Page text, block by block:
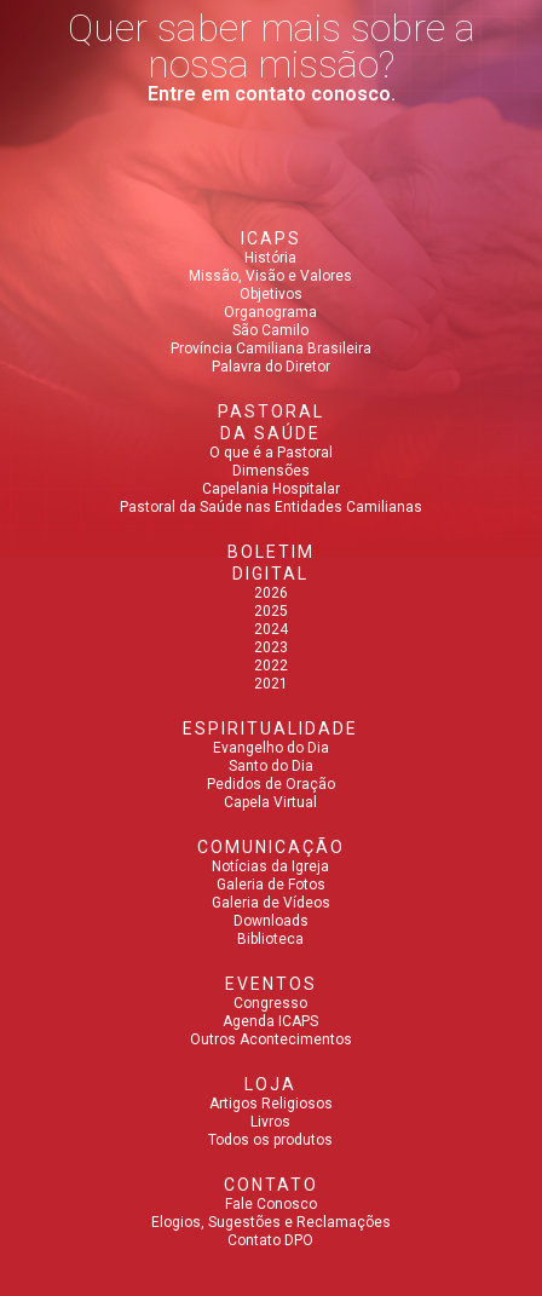
Quer saber mais sobre a
nossa missão?
Entre em contato conosco.
ICAPS
História
Missão, Visão e Valores
Objetivos
Organograma
São Camilo
Província Camiliana Brasileira
Palavra do Diretor
PASTORAL
DA SAÚDE
O que é a Pastoral
Dimensões
Capelania Hospitalar
Pastoral da Saúde nas Entidades Camilianas
BOLETIM
DIGITAL
2026
2025
2024
2023
2022
2021
ESPIRITUALIDADE
Evangelho do Dia
Santo do Dia
Pedidos de Oração
Capela Virtual
COMUNICAÇÃO
Notícias da Igreja
Galeria de Fotos
Galeria de Vídeos
Downloads
Biblioteca
EVENTOS
Congresso
Agenda ICAPS
Outros Acontecimentos
LOJA
Artigos Religiosos
Livros
Todos os produtos
CONTATO
Fale Conosco
Elogios, Sugestões e Reclamações
Contato DPO